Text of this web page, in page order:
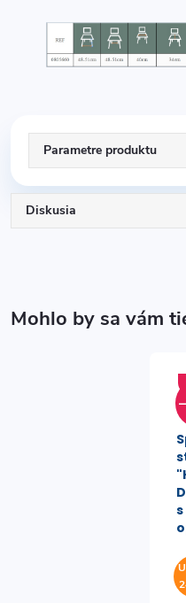
Parametre produktu
Diskusia
s